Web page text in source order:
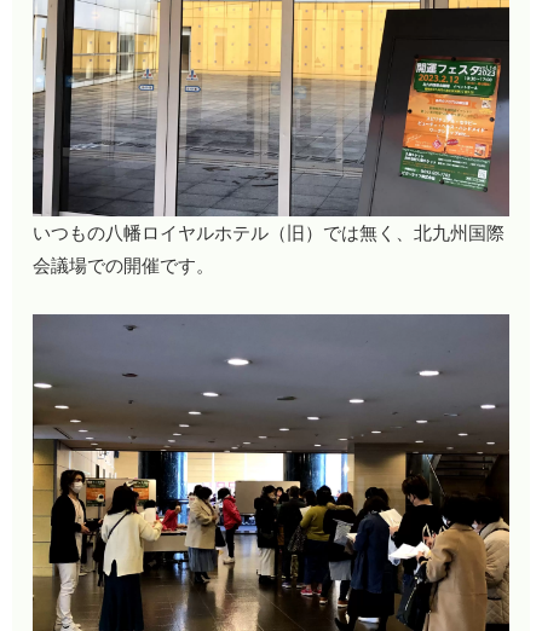
いつもの八幡ロイヤルホテル（旧）では無く、北九州国際
会議場での開催です。